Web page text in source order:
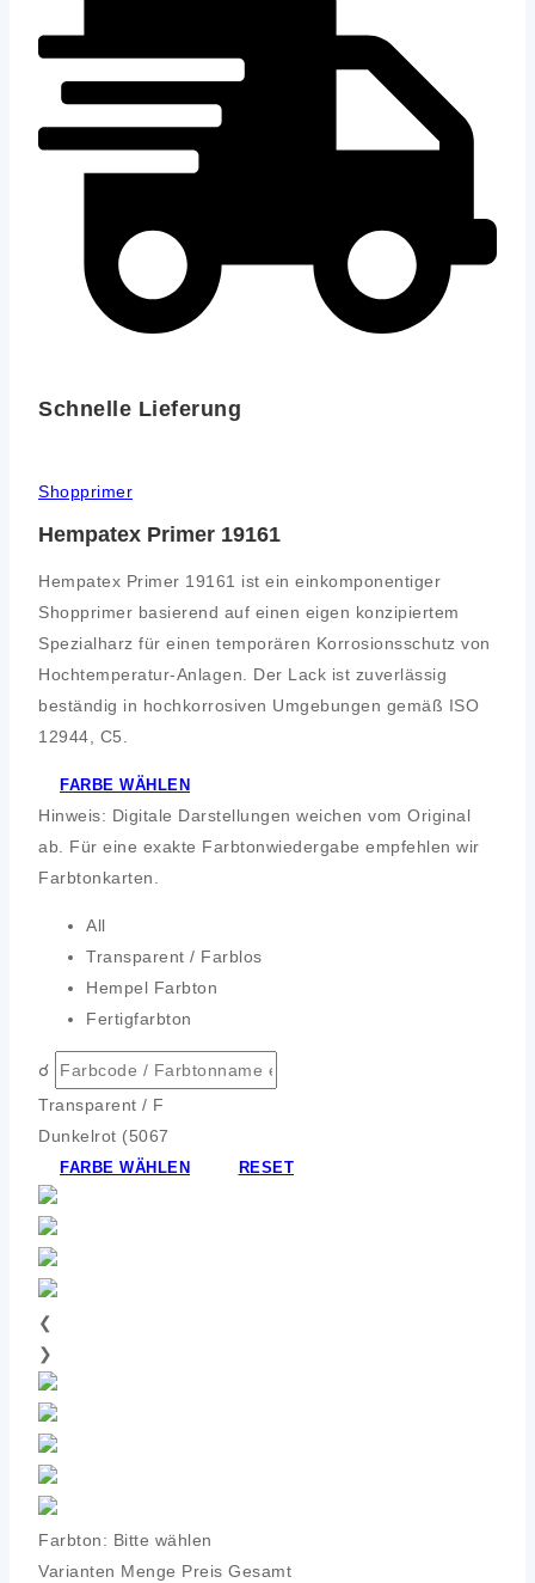
Schnelle Lieferung
Shopprimer
Hempatex Primer 19161
Hempatex Primer 19161 ist ein einkomponentiger
Shopprimer basierend auf einen eigen konzipiertem
Spezialharz für einen temporären Korrosionsschutz von
Hochtemperatur-Anlagen. Der Lack ist zuverlässig
beständig in hochkorrosiven Umgebungen gemäß ISO
12944, C5.
FARBE WÄHLEN
Hinweis: Digitale Darstellungen weichen vom Original
ab. Für eine exakte Farbtonwiedergabe empfehlen wir
Farbtonkarten.
All
Transparent / Farblos
Hempel Farbton
Fertigfarbton
☌
Transparent / F
Dunkelrot (5067
FARBE WÄHLEN RESET
❮
❯
Farbton: Bitte wählen
Varianten Menge Preis Gesamt